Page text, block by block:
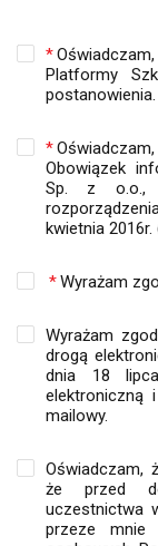
*
Platformy
postanowienia.
*
Obowiązek
Sp. z o.o.,
kwietnia 2016r.
*Wyrażam
Wyrażam
drogą
dnia 18
elektroniczną
mailowy.
Oświadczam,
że przed
uczestnictwa
przeze mnie